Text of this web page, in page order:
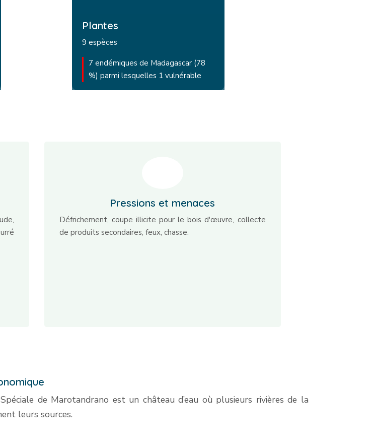
Plantes
9 espèces
7 endémiques de Madagascar (78
%) parmi lesquelles 1 vulnérable
Pressions et menaces
Défrichement, coupe illicite pour le bois d'œuvre, collecte
de produits secondaires, feux, chasse.
de Marotandrano est un château d’eau où plusieurs rivières de la
leurs sources.